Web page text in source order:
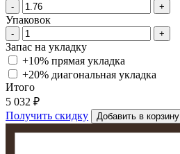
-
+
Упаковок
- +
Запас на укладку
+10% прямая укладка
+20% диагональная укладка
Итого
5 032 ₽
Получить скидку
Добавить в корзину